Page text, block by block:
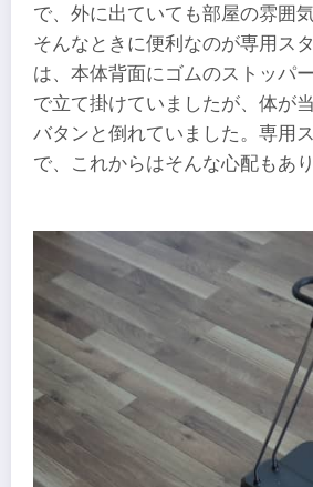
で、外に出ていても部屋の雰囲
そんなときに便利なのが専用ス
は、本体背面にゴムのストッパ
で立て掛けていましたが、体が
バタンと倒れていました。専用
で、これからはそんな心配もあり